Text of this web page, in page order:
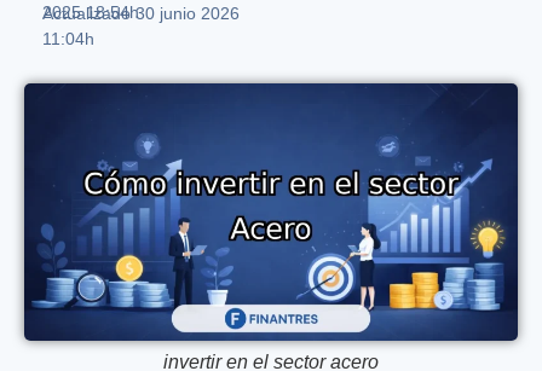
2025 18:54h
Actualizado 30 junio 2026
11:04h
invertir en el sector acero